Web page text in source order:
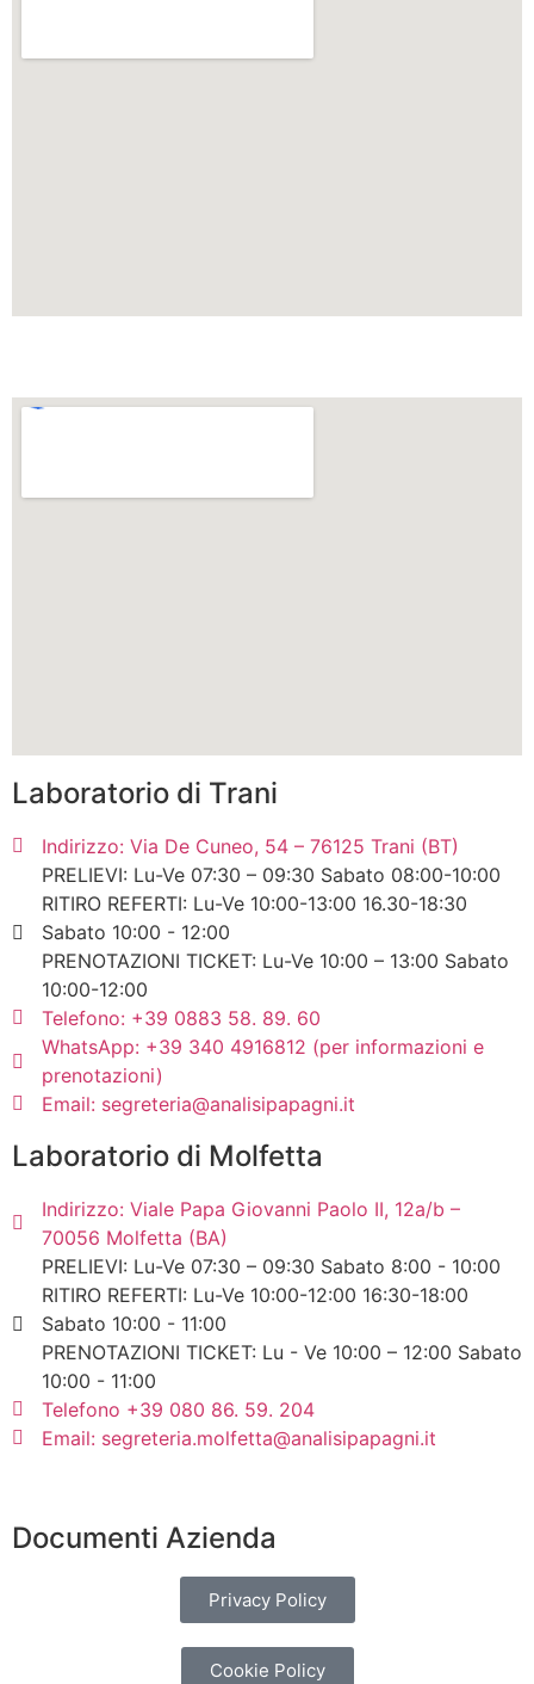
Laboratorio di Trani
Indirizzo: Via De Cuneo, 54 – 76125 Trani (BT)
PRELIEVI: Lu-Ve 07:30 – 09:30 Sabato 08:00-10:00
RITIRO REFERTI: Lu-Ve 10:00-13:00 16.30-18:30
Sabato 10:00 - 12:00
PRENOTAZIONI TICKET: Lu-Ve 10:00 – 13:00 Sabato
10:00-12:00
Telefono: +39 0883 58. 89. 60
WhatsApp: +39 340 4916812 (per informazioni e
prenotazioni)
Email: segreteria@analisipapagni.it
Laboratorio di Molfetta
Indirizzo: Viale Papa Giovanni Paolo II, 12a/b –
70056 Molfetta (BA)
PRELIEVI: Lu-Ve 07:30 – 09:30 Sabato 8:00 - 10:00
RITIRO REFERTI: Lu-Ve 10:00-12:00 16:30-18:00
Sabato 10:00 - 11:00
PRENOTAZIONI TICKET: Lu - Ve 10:00 – 12:00 Sabato
10:00 - 11:00
Telefono +39 080 86. 59. 204
Email: segreteria.molfetta@analisipapagni.it
Documenti Azienda
Privacy Policy
Cookie Policy